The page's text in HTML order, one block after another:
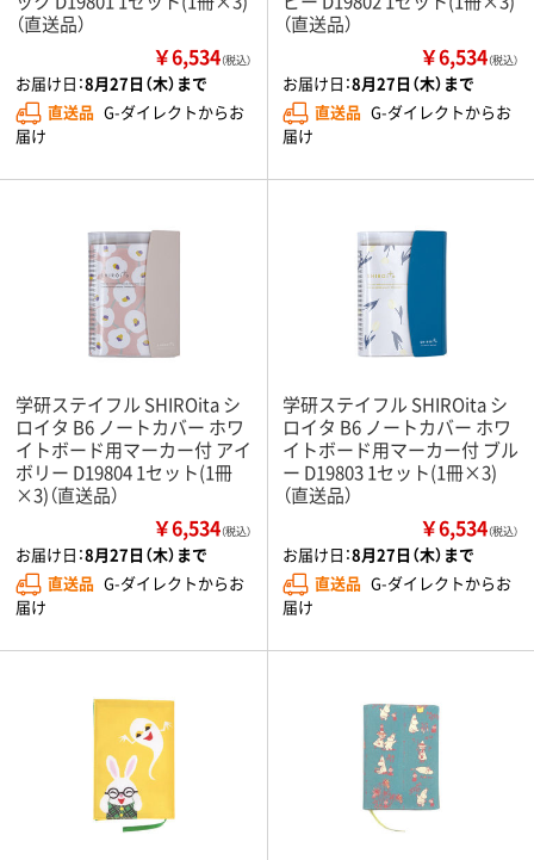
（直送品）
￥6,534（税込）
お届け日：8月27日（木）まで
直送品 G-ダイレクトからお
届け
（直送品）
￥6,534（税込）
お届け日：8月27日（木）まで
直送品 G-ダイレクトからお
届け
学研ステイフル SHIROita シ
ロイタ B6 ノートカバー ホワ
イトボード用マーカー付 アイ
ボリー D19804 1セット(1冊
×3)（直送品）
￥6,534（税込）
お届け日：8月27日（木）まで
直送品 G-ダイレクトからお
届け
学研ステイフル SHIROita シ
ロイタ B6 ノートカバー ホワ
イトボード用マーカー付 ブル
ー D19803 1セット(1冊×3)
（直送品）
￥6,534（税込）
お届け日：8月27日（木）まで
直送品 G-ダイレクトからお
届け